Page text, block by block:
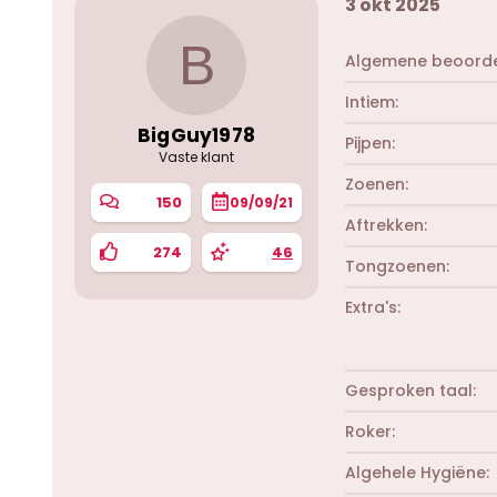
B
BigGuy1978
Vaste klant
150 09/09/21
274 46
Algemene
Intiem
Pijpen
Zoenen
Aftrekken
Tongzoenen
Extra's
Gesproken taal
Roker
Algehele Hygiëne